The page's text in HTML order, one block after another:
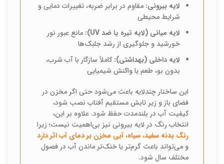
لایه بیرونی: مقاوم در برابر ضربه، تغییرات دمایی و
شرایط محیطی
لایه میانی (لایه تیره یا ضد UV):
مانع عبور نور
خورشید و جلوگیری از رشد جلبک‌ها
لایه داخلی (بهداشتی):کاملاً سازگار با آب شرب،
بدون بو، طعم یا واکنش شیمیایی
این ساختار چندلایه باعث می‌شود حتی اگر مخزن در
فضای باز و زیر تابش مستقیم آفتاب نصب شود،
کیفیت آب در بلندمدت حفظ شود. علاوه بر این،
انتخاب رنگ در لایه بیرونی نیز بی‌اهمیت نیست؛ زیرا
رنگ بدنه سفید، سیاه، آبی مخزن بر دمای آب اثر دارد
و می‌تواند باعث گرم‌تر یا خنک‌تر ماندن آب در فصول
مختلف سال شود.